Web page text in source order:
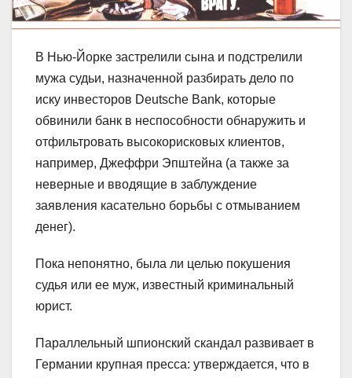
В Нью-Йорке застрелили сына и подстрелили
мужа судьи, назначенной разбирать дело по
иску инвесторов Deutsche Bank, которые
обвинили банк в неспособности обнаружить и
отфильтровать высокорисковых клиентов,
например, Джеффри Эпштейна (а также за
неверные и вводящие в заблуждение
заявления касательно борьбы с отмыванием
денег).
Пока непонятно, была ли целью покушения
судья или ее муж, известный криминальный
юрист.
Параллельный шпионский скандал развивает в
Германии крупная пресса: утверждается, что в